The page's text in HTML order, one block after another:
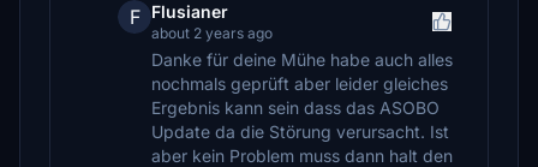
F Flusianer
about 2 years ago
Danke für deine Mühe habe auch alles
nochmals geprüft aber leider gleiches
Ergebnis kann sein dass das ASOBO
Update da die Störung verursacht. Ist
aber kein Problem muss dann halt den